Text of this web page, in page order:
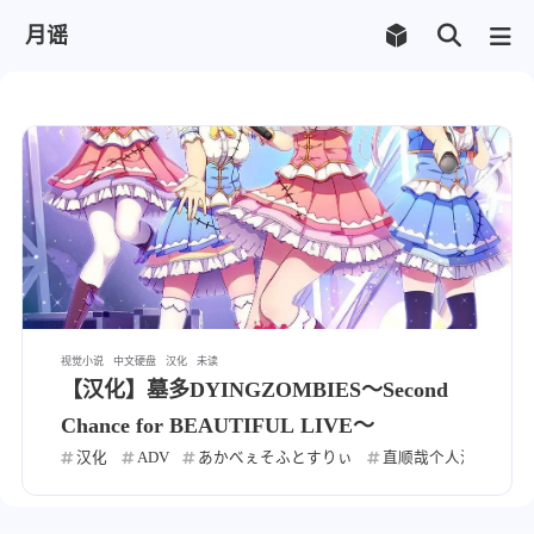
月谣
视觉小说 中文硬盘 汉化 未读
【汉化】墓多DYINGZOMBIES～Second
Chance for BEAUTIFUL LIVE～
汉化 ADV あかべぇそふとすりぃ 直顺哉个人汉化